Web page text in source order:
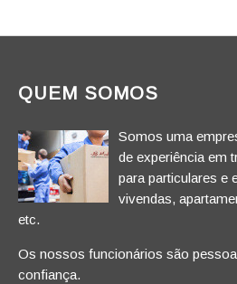
QUEM SOMOS
Somos uma
de experiência em
para particulares e
vivendas,
etc.
Os nossos funcionários são
confiança.